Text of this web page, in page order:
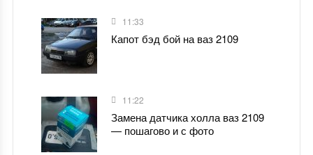
11:33
Капот бэд бой на ваз 2109
11:22
Замена датчика холла ваз 2109
— пошагово и с фото